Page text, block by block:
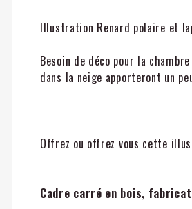
Illustration Renard polaire et
Besoin de déco pour la
dans la neige apporteront un
Offrez ou offrez vous cette
Cadre carré en bois,